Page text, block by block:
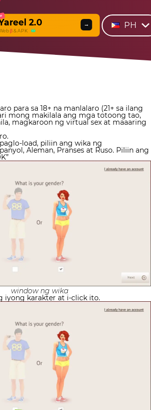
2.0
β & APK
→ PH
para sa 18+ na manlalaro (21+ sa ilang
mong makilala ang mga totoong tao,
magkaroon ng virtual sex at maaaring
load, piliin ang wika ng
Aleman, Pranses at Ruso. Piliin ang
window ng wika
iyong karakter at i-click ito.